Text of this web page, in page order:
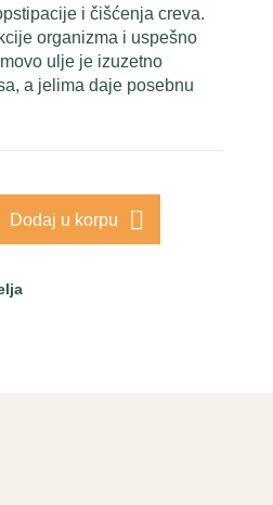
i čišćenja creva.
organizma i uspešno
ulje je izuzetno
a jelima daje posebnu
Dodaj u korpu